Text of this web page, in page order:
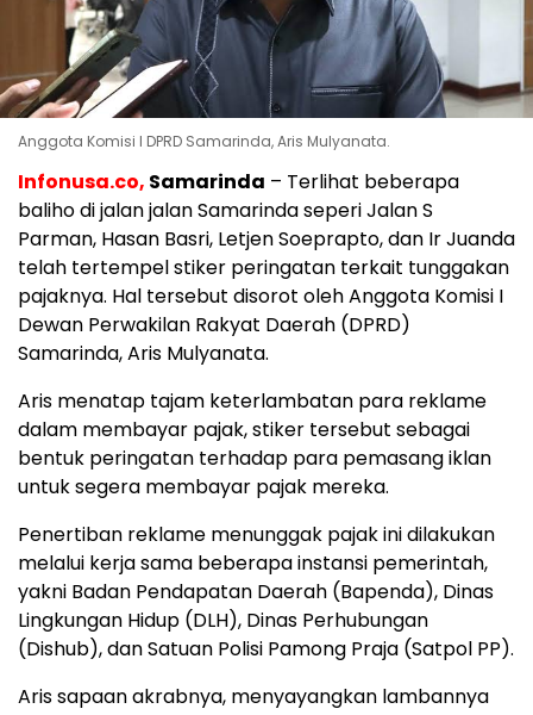
Anggota Komisi I DPRD Samarinda, Aris Mulyanata.
Infonusa.co, Samarinda – Terlihat beberapa
baliho di jalan jalan Samarinda seperi Jalan S
Parman, Hasan Basri, Letjen Soeprapto, dan Ir Juanda
telah tertempel stiker peringatan terkait tunggakan
pajaknya. Hal tersebut disorot oleh Anggota Komisi I
Dewan Perwakilan Rakyat Daerah (DPRD)
Samarinda, Aris Mulyanata.
Aris menatap tajam keterlambatan para reklame
dalam membayar pajak, stiker tersebut sebagai
bentuk peringatan terhadap para pemasang iklan
untuk segera membayar pajak mereka.
Penertiban reklame menunggak pajak ini dilakukan
melalui kerja sama beberapa instansi pemerintah,
yakni Badan Pendapatan Daerah (Bapenda), Dinas
Lingkungan Hidup (DLH), Dinas Perhubungan
(Dishub), dan Satuan Polisi Pamong Praja (Satpol PP).
Aris sapaan akrabnya, menyayangkan lambannya